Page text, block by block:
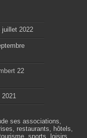
juillet 2022
22
2021
ses associations,
restaurants, hôtels,
sports, loisirs,